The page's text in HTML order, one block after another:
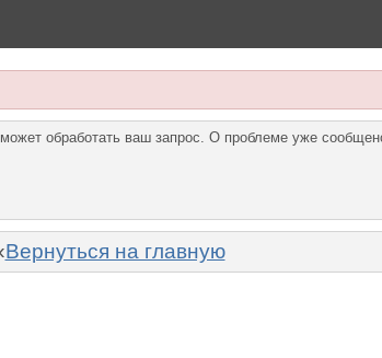
обработать ваш запрос. О проблеме уже
Вернуться на главную